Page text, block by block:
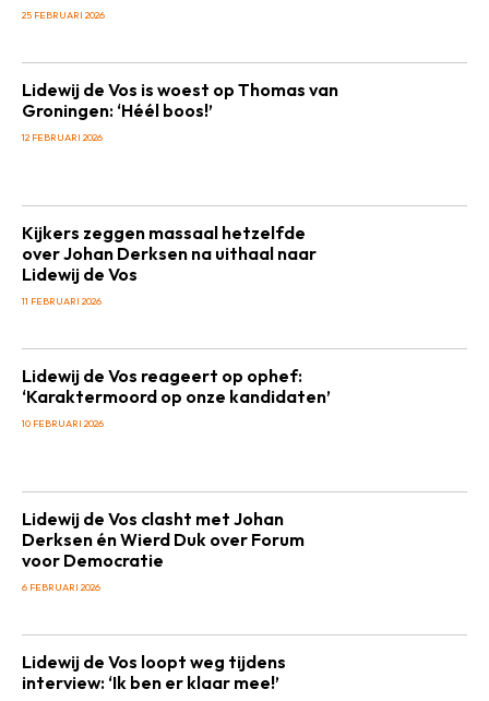
25 FEBRUARI 2026
Lidewij de Vos is woest op Thomas van
Groningen: ‘Héél boos!’
12 FEBRUARI 2026
Kijkers zeggen massaal hetzelfde
over Johan Derksen na uithaal naar
Lidewij de Vos
11 FEBRUARI 2026
Lidewij de Vos reageert op ophef:
‘Karaktermoord op onze kandidaten’
10 FEBRUARI 2026
Lidewij de Vos clasht met Johan
Derksen én Wierd Duk over Forum
voor Democratie
6 FEBRUARI 2026
Lidewij de Vos loopt weg tijdens
interview: ‘Ik ben er klaar mee!’